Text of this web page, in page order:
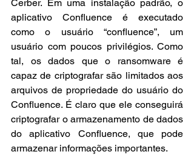
Cerber. Em uma instalação padrão, o
aplicativo Confluence é executado
como o usuário “confluence”, um
usuário com poucos privilégios. Como
tal, os dados que o ransomware é
capaz de criptografar são limitados aos
arquivos de propriedade do usuário do
Confluence. É claro que ele conseguirá
criptografar o armazenamento de dados
do aplicativo Confluence, que pode
armazenar informações importantes.